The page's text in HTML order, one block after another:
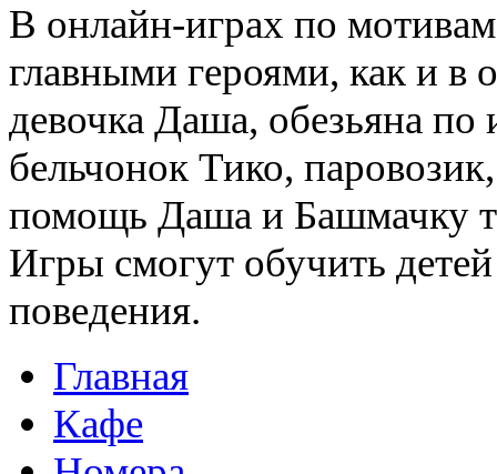
В онлайн-играх по
главными героями, как и в
девочка Даша, обезьяна
бельчонок Тико,
помощь Даша и Башмачку
Игры смогут обучить
поведения.
Главная
Кафе